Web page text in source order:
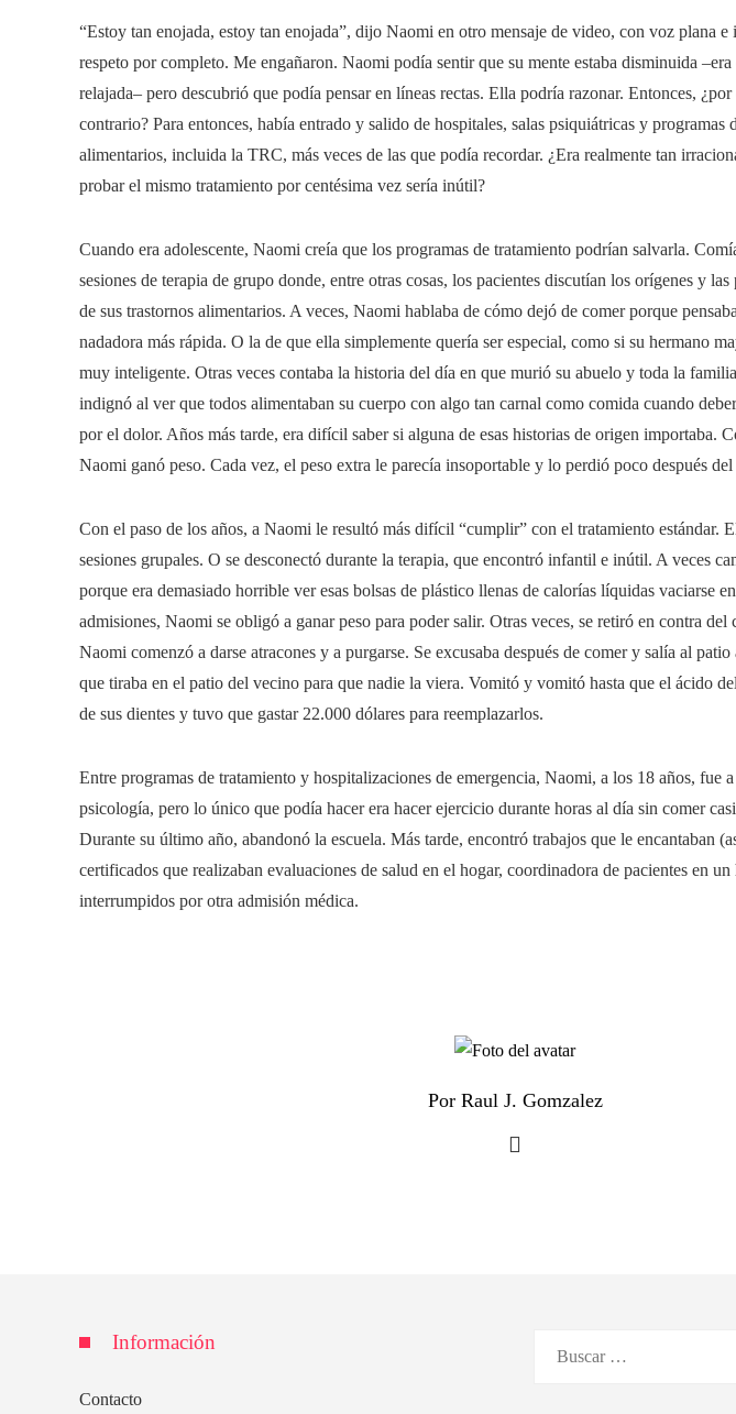
“Estoy tan enojada, estoy tan enojada”, dijo Naomi en otro mensaje de video, con voz plana
respeto por completo. Me engañaron. Naomi podía sentir que su mente estaba disminuida
relajada– pero descubrió que podía pensar en líneas rectas. Ella podría razonar. Entonces,
contrario? Para entonces, había entrado y salido de hospitales, salas psiquiátricas y programas
alimentarios, incluida la TRC, más veces de las que podía recordar. ¿Era realmente tan
probar el mismo tratamiento por centésima vez sería inútil?
Cuando era adolescente, Naomi creía que los programas de tratamiento podrían salvarla.
sesiones de terapia de grupo donde, entre otras cosas, los pacientes discutían los orígenes y
de sus trastornos alimentarios. A veces, Naomi hablaba de cómo dejó de comer porque
nadadora más rápida. O la de que ella simplemente quería ser especial, como si su hermano
muy inteligente. Otras veces contaba la historia del día en que murió su abuelo y toda la
indignó al ver que todos alimentaban su cuerpo con algo tan carnal como comida cuando
por el dolor. Años más tarde, era difícil saber si alguna de esas historias de origen importaba.
Naomi ganó peso. Cada vez, el peso extra le parecía insoportable y lo perdió poco después del
Con el paso de los años, a Naomi le resultó más difícil “cumplir” con el tratamiento estándar.
sesiones grupales. O se desconectó durante la terapia, que encontró infantil e inútil. A veces
porque era demasiado horrible ver esas bolsas de plástico llenas de calorías líquidas vaciarse
admisiones, Naomi se obligó a ganar peso para poder salir. Otras veces, se retiró en contra del
Naomi comenzó a darse atracones y a purgarse. Se excusaba después de comer y salía al
que tiraba en el patio del vecino para que nadie la viera. Vomitó y vomitó hasta que el ácido
de sus dientes y tuvo que gastar 22.000 dólares para reemplazarlos.
Entre programas de tratamiento y hospitalizaciones de emergencia, Naomi, a los 18 años, fue
psicología, pero lo único que podía hacer era hacer ejercicio durante horas al día sin comer
Durante su último año, abandonó la escuela. Más tarde, encontró trabajos que le encantaban
certificados que realizaban evaluaciones de salud en el hogar, coordinadora de pacientes en
interrumpidos por otra admisión médica.
Por Raul J. Gomzalez
Información
Contacto